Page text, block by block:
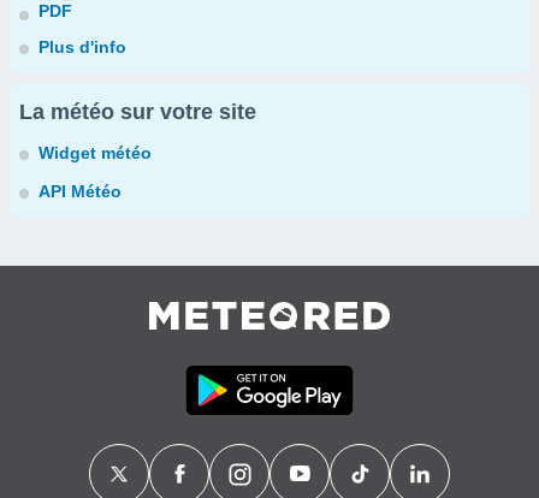
PDF
Plus d'info
La météo sur votre site
Widget météo
API Météo